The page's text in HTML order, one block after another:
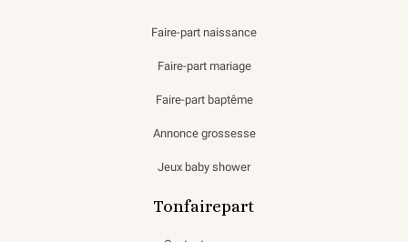
Faire-part naissance
Faire-part mariage
Faire-part baptême
Annonce grossesse
Jeux baby shower
Tonfairepart